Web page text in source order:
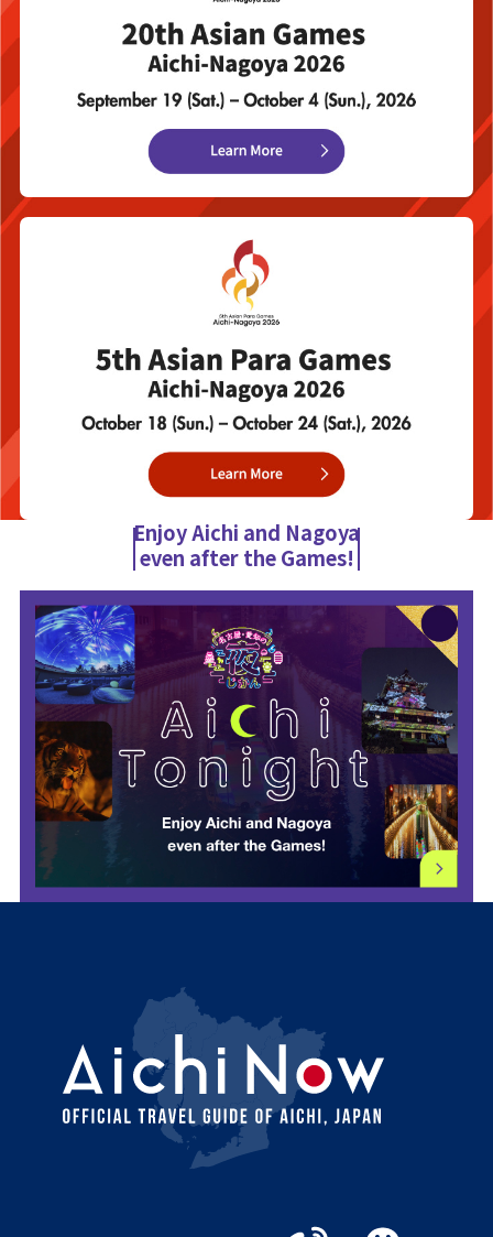
Enjoy Aichi and Nagoya
even after the Games!